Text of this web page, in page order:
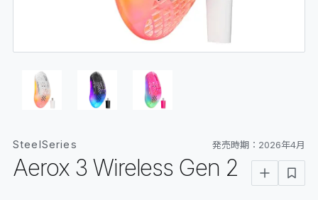
DESK GALLERY
マイページ
SteelSeries 発売時期： 2026年4月
Aerox 3 Wireless Gen 2